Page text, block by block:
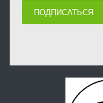
ПОДПИСАТЬСЯ